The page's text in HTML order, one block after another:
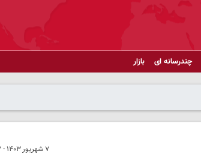
چندرسانه ای بازار
۷ شهریور ۱۴۰۳ - ۲۰:۰۷